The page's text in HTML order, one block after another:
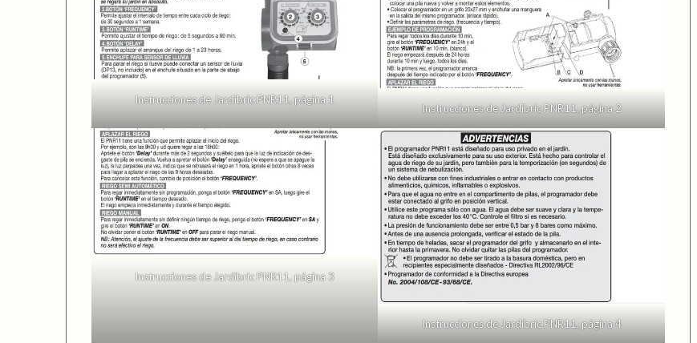
Instrucciones de Jardibric PNR11, página 1
Instrucciones de Jardibric PNR11, página 2
Instrucciones de Jardibric PNR11, página 3
Instrucciones de Jardibric PNR11, página 4